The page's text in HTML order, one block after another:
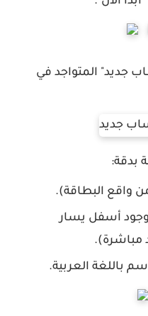
جديد" المتواجد في
بدقة:
أسفل يسار
مباشرة).
باللغة العربية.